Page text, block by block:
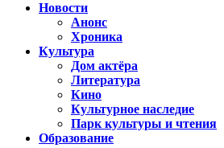
Новости
Анонс
Хроника
Культура
Дом актёра
Литература
Кино
Культурное наследие
Парк культуры и чтения
Образование